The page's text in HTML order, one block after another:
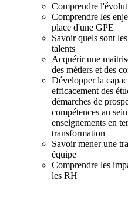
Comprendre
Comprendre les
place d'une GPE
Savoir quels sont
talents
Acquérir une
des métiers et des
Développer la
efficacement des
démarches de
compétences au
enseignements en
transformation
Savoir mener une
équipe
Comprendre les
les RH